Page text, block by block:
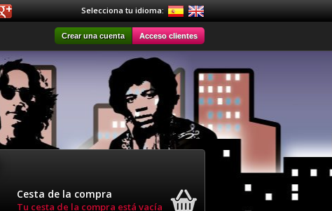
Selecciona tu idioma:
Crear una cuenta Acceso clientes
Cesta de la compra
Tu cesta de la compra está vacía